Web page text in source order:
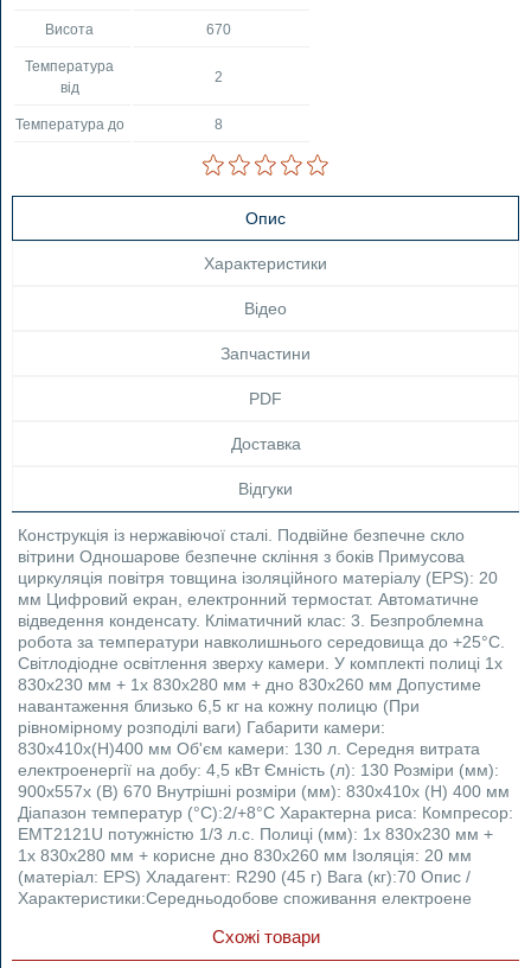
Висота 670
Температура
від
2
Температура до 8
Опис
Характеристики
Відео
Запчастини
PDF
Доставка
Відгуки
Конструкція із нержавіючої сталі. Подвійне безпечне скло
вітрини Одношарове безпечне скління з боків Примусова
циркуляція повітря товщина ізоляційного матеріалу (EPS): 20
мм Цифровий екран, електронний термостат. Автоматичне
відведення конденсату. Кліматичний клас: 3. Безпроблемна
робота за температури навколишнього середовища до +25°C.
Світлодіодне освітлення зверху камери. У комплекті полиці 1x
830x230 мм + 1x 830x280 мм + дно 830x260 мм Допустиме
навантаження близько 6,5 кг на кожну полицю (При
рівномірному розподілі ваги) Габарити камери:
830x410x(H)400 мм Об'єм камери: 130 л. Середня витрата
електроенергії на добу: 4,5 кВт Ємність (л): 130 Розміри (мм):
900x557x (В) 670 Внутрішні розміри (мм): 830x410x (H) 400 мм
Діапазон температур (°C):2/+8°С Характерна риса: Компресор:
EMT2121U потужністю 1/3 л.с. Полиці (мм): 1x 830x230 мм +
1x 830x280 мм + корисне дно 830x260 мм Ізоляція: 20 мм
(матеріал: EPS) Хладагент: R290 (45 г) Вага (кг):70 Опис /
Характеристики:Середньодобове споживання електроене
Схожі товари